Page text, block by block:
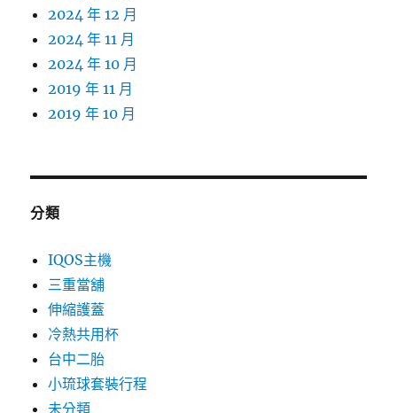
2024 年 12 月
2024 年 11 月
2024 年 10 月
2019 年 11 月
2019 年 10 月
分類
IQOS主機
三重當舖
伸縮護蓋
冷熱共用杯
台中二胎
小琉球套裝行程
未分類